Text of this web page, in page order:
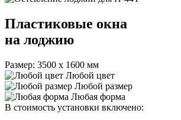
Пластиковые окна
на лоджию
Размер: 3500 х 1600 мм
Любой цвет
Любой размер
Любая форма
В стоимость установки включено: